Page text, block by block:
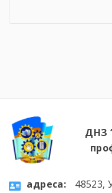
урок відбувся
ДНЗ
aдресa:
48523,